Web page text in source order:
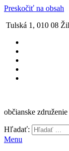
Preskočiť na obsah
Tulská 1, 010 08
občianske
Hľadať:
Menu